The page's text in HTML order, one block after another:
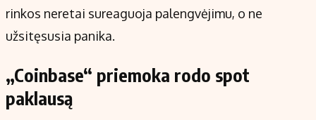
rinkos neretai sureaguoja palengvėjimu, o ne
užsitęsusia panika.
„Coinbase“ priemoka rodo spot
paklausą